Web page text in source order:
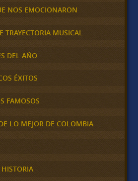
NOS EMOCIONARON
TRAYECTORIA MUSICAL
DEL AÑO
ÉXITOS
FAMOSOS
LO MEJOR DE COLOMBIA